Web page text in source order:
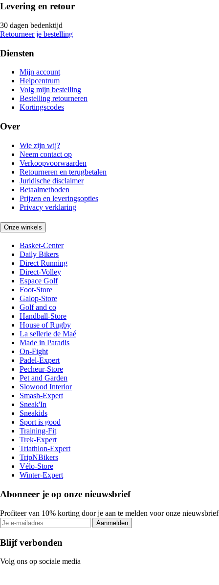
Levering en retour
30 dagen bedenktijd
Retourneer je bestelling
Diensten
Mijn account
Helpcentrum
Volg mijn bestelling
Bestelling retourneren
Kortingscodes
Over
Wie zijn wij?
Neem contact op
Verkoopvoorwaarden
Retourneren en terugbetalen
Juridische disclaimer
Betaalmethoden
Prijzen en leveringsopties
Privacy verklaring
Onze winkels
Basket-Center
Daily Bikers
Direct Running
Direct-Volley
Espace Golf
Foot-Store
Galop-Store
Golf and co
Handball-Store
House of Rugby
La sellerie de Maé
Made in Paradis
On-Fight
Padel-Expert
Pecheur-Store
Pet and Garden
Slowood Interior
Smash-Expert
Sneak'In
Sneakids
Sport is good
Training-Fit
Trek-Expert
Triathlon-Expert
TripNBikers
Vélo-Store
Winter-Expert
Abonneer je op onze nieuwsbrief
Profiteer van 10% korting door je aan te melden voor onze nieuwsbrief
Aanmelden
Blijf verbonden
Volg ons op sociale media